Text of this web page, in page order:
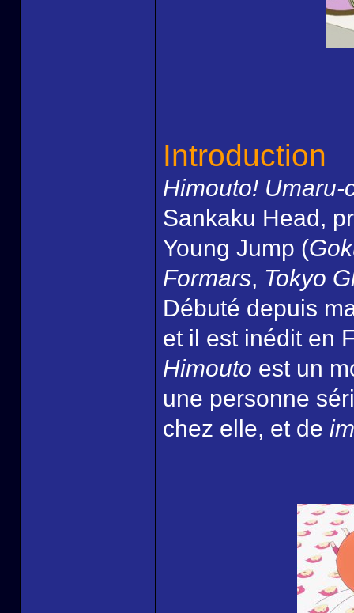
Introduction
Himouto! Umaru-
Sankaku Head,
Young Jump (
Formars, Tokyo
Débuté depuis
et il est inédit en
Himouto est un
une personne
chez elle, et de